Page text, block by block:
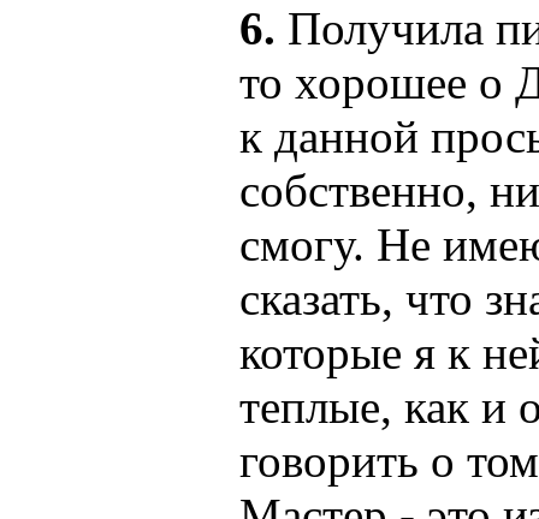
6. Получила
то хорошее о
к данной
собственно,
смогу. Не
сказать, что
которые я к
теплые, как и
говорить о